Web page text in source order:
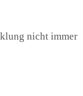
nicht immer